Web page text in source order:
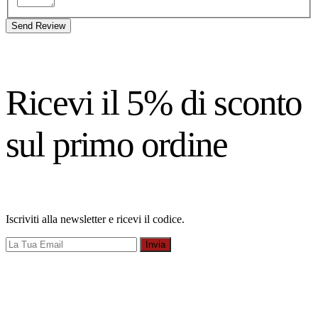
Send Review
Ricevi il 5% di sconto
sul primo ordine
Iscriviti alla newsletter e ricevi il codice.
Invia